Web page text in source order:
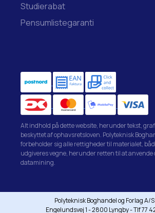
Studierabat
Pensumlistegaranti
Alt indhold på dette website, herunder tekst,
beskyttet af ophavsretsloven. Polyteknisk
forbeholder sig alle rettigheder til materialet,
udgiveres vegne, herunder retten til at anvende
datamining.
Polyteknisk Boghandel og Forlag A/
Engelundsvej 1 - 2800 Lyngby - Tlf 77